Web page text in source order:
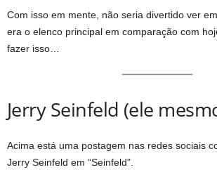
Com isso em mente, não seria divertido ver
era o elenco principal em comparação com
fazer isso…
Jerry Seinfeld (ele
Acima está uma postagem nas redes sociais
Jerry Seinfeld em “Seinfeld”.